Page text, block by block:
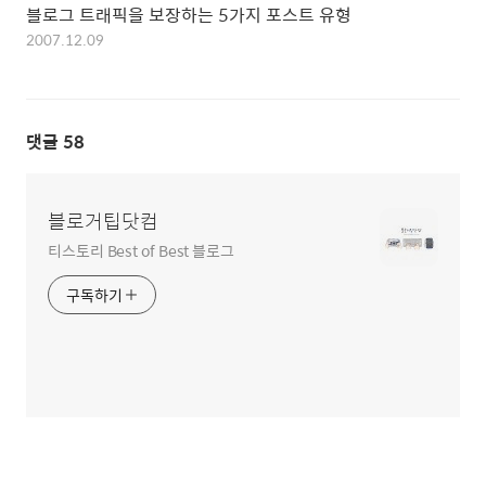
블로그 트래픽을 보장하는 5가지 포스트 유형
2007.12.09
댓글 58
블로거팁닷컴
티스토리 Best of Best 블로그
구독하기